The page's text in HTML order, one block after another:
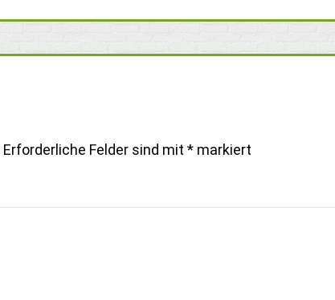
Erforderliche Felder sind mit * markiert